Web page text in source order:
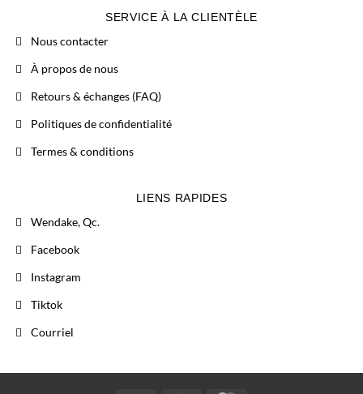
SERVICE À LA CLIENTÈLE
Nous contacter
À propos de nous
Retours & échanges (FAQ)
Politiques de confidentialité
Termes & conditions
LIENS RAPIDES
Wendake, Qc.
Facebook
Instagram
Tiktok
Courriel